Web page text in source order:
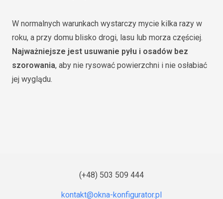
W normalnych warunkach wystarczy mycie kilka razy w
roku, a przy domu blisko drogi, lasu lub morza częściej.
Najważniejsze jest usuwanie pyłu i osadów bez
szorowania, aby nie rysować powierzchni i nie osłabiać
jej wyglądu.
(+48) 503 509 444